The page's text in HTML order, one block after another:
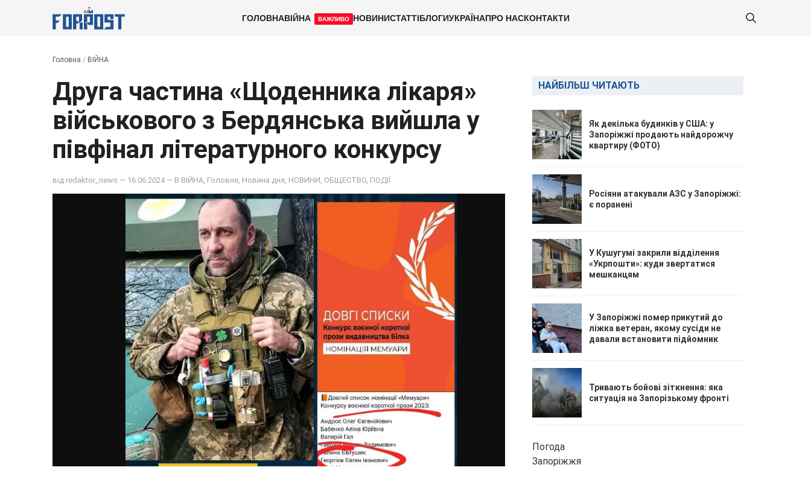
ГОЛОВНАВІЙНА ВАЖЛИВО НОВИНИСТАТТІБЛОГИУКРАЇНАПРО НАСКОНТАКТИ
Головна / ВІЙНА
Друга частина «Щоденника лікаря»
військового з Бердянська вийшла у
півфінал літературного конкурсу
від redaktor_news — 16.06.2024 — В ВІЙНА Головне Новина дня НОВИНИ ОБЩЕСТВО ПОДІЇ
НАЙБІЛЬШ ЧИТАЮТЬ
Як декілька будинків у США: у
Запоріжжі продають найдорожчу
квартиру (ФОТО)
Росіяни атакували АЗС у Запоріжжі:
є поранені
У Кушугумі закрили відділення
«Укрпошти»: куди звертатися
мешканцям
У Запоріжжі помер прикутий до
ліжка ветеран, якому сусіди не
давали встановити підйомник
Тривають бойові зіткнення: яка
ситуація на Запорізькому фронті
Погода
Запоріжжя